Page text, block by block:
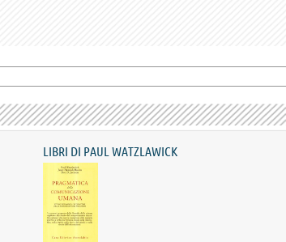
LIBRI DI PAUL WATZLAWICK